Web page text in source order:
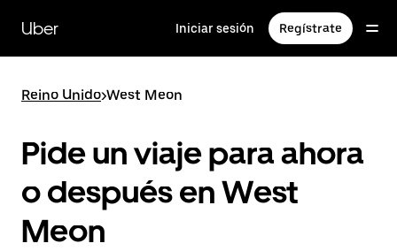
contenido
principal
Uber Iniciar sesión Regístrate
Reino Unido>West Meon
Pide un viaje para ahora
o después en West
Meon